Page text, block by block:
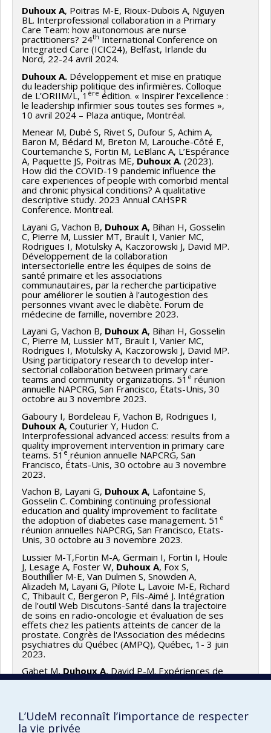
Duhoux A, Poitras M-E, Rioux-Dubois A, Nguyen
BL. Interprofessional collaboration in a Primary
Care Team: how autonomous are nurse
practitioners? 24th International Conference on
Integrated Care (ICIC24), Belfast, Irlande du
Nord, 22-24 avril 2024.
Duhoux A. Développement et mise en pratique
du leadership politique des infirmières. Colloque
de L’ORIIM/L, 1 ère édition. « Inspirer l’excellence :
le leadership infirmier sous toutes ses formes »,
10 avril 2024 – Plaza antique, Montréal.
Menear M, Dubé S, Rivet S, Dufour S, Achim A,
Baron M, Bédard M, Breton M, Larouche-Côté E,
Courtemanche S, Fortin M, LeBlanc A, L’Espérance
A, Paquette JS, Poitras ME, Duhoux A. (2023).
How did the COVID-19 pandemic influence the
care experiences of people with comorbid mental
and chronic physical conditions? A qualitative
descriptive study. 2023 Annual CAHSPR
Conference. Montreal.
Layani G, Vachon B, Duhoux A, Bihan H, Gosselin
C, Pierre M, Lussier MT, Brault I, Vanier MC,
Rodrigues I, Motulsky A, Kaczorowski J, David MP.
Développement de la collaboration
intersectorielle entre les équipes de soins de
santé primaire et les associations
communautaires, par la recherche participative
pour améliorer le soutien à l'autogestion des
personnes vivant avec le diabète. Forum de
médecine de famille, novembre 2023.
Layani G, Vachon B, Duhoux A, Bihan H, Gosselin
C, Pierre M, Lussier MT, Brault I, Vanier MC,
Rodrigues I, Motulsky A, Kaczorowski J, David MP.
Using participatory research to develop inter-
sectorial collaboration between primary care
teams and community organizations. 51 e réunion
annuelle NAPCRG, San Francisco, États-Unis, 30
octobre au 3 novembre 2023.
Gaboury I, Bordeleau F, Vachon B, Rodrigues I,
Duhoux A, Couturier Y, Hudon C.
Interprofessional advanced access: results from a
quality improvement intervention in primary care
teams. 51 e réunion annuelle NAPCRG, San
Francisco, États-Unis, 30 octobre au 3 novembre
2023.
Vachon B, Layani G, Duhoux A, Lafontaine S,
Gosselin C. Combining continuing professional
education and quality improvement to facilitate
the adoption of diabetes case management. 51 e
réunion annuelles NAPCRG, San Francisco, Etats-
Unis, 30 octobre au 3 novembre 2023.
Lussier M-T,Fortin M-A, Germain I, Fortin I, Houle
J, Lesage A, Foster W, Duhoux A, Fox S,
Bouthillier M-E, Van Dulmen S, Snowden A,
Alizadeh M, Layani G, Pilote L, Lavoie M-E, Richard
C, Thibault C, Bergeron P, Fils-Aimé J. Intégration
de l’outil Web Discutons-Santé dans la trajectoire
de soins en radio-oncologie et évaluation de ses
effets chez les patients atteints de cancer de la
prostate. Congrès de l'Association des médecins
psychiatres du Québec (AMPQ), Québec, 1- 3 juin
2023.
Gabet M,Duhoux A, David P-M. Expériences de
gouvernance collaborative au CISSS Laval pendant
Layani G, Vachon B,Duhoux A, Bihan H, Gosselin
C, Pierre M, Lussier MT, Brault I, Vanier MC,
L’UdeM reconnaît l’importance de respecter
la vie privée